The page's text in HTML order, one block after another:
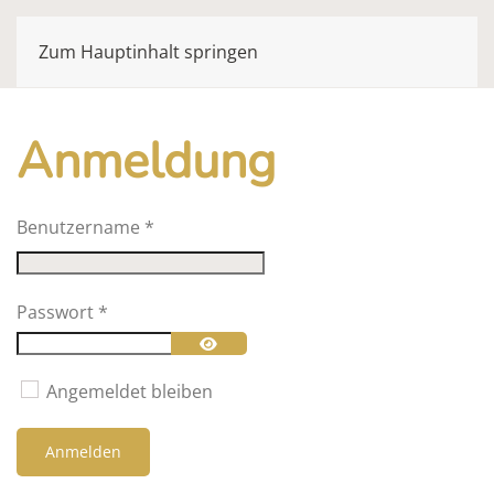
Zum Hauptinhalt springen
Anmeldung
Benutzername *
Passwort *
Passwort anzeigen
Angemeldet bleiben
Anmelden